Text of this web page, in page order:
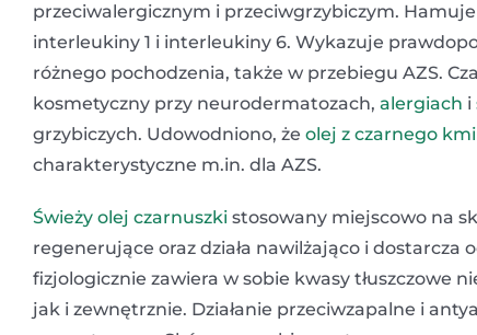
przeciwalergicznym i przeciwgrzybiczym.
interleukiny 1 i interleukiny 6. Wykazuje
różnego pochodzenia, także w przebiegu AZS.
kosmetyczny przy neurodermatozach, alergiach i
grzybiczych. Udowodniono, że olej z czarnego
charakterystyczne m.in. dla AZS.
Świeży olej czarnuszki stosowany miejscowo na
regenerujące oraz działa nawilżająco i
fizjologicznie zawiera w sobie kwasy tłuszczowe
jak i zewnętrznie. Działanie przeciwzapalne i